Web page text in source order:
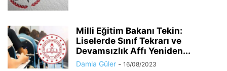
Milli Eğitim Bakanı Tekin:
Liselerde Sınıf Tekrarı ve
Devamsızlık Affı Yeniden...
Damla Güler - 16/08/2023